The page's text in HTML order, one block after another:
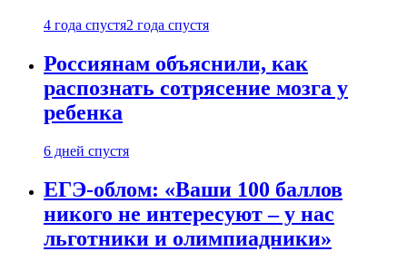
4 года спустя2 года спустя
Россиянам объяснили, как
распознать сотрясение мозга у
ребенка
6 дней спустя
ЕГЭ-облом: «Ваши 100 баллов
никого не интересуют – у нас
льготники и олимпиадники»